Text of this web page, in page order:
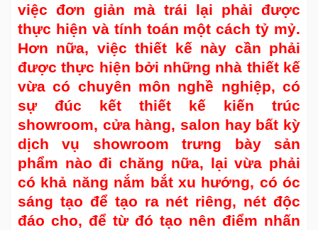
việc đơn giản mà trái lại phải được
thực hiện và tính toán một cách tỷ mỷ.
Hơn nữa, việc thiết kế này cần phải
được thực hiện bởi những nhà thiết kế
vừa có chuyên môn nghề nghiệp, có
sự đúc kết thiết kế kiến trúc
showroom, cửa hàng, salon hay bất kỳ
dịch vụ showroom trưng bày sản
phẩm nào đi chăng nữa, lại vừa phải
có khả năng nắm bắt xu hướng, có óc
sáng tạo để tạo ra nét riêng, nét độc
đáo cho, để từ đó tạo nên điểm nhấn